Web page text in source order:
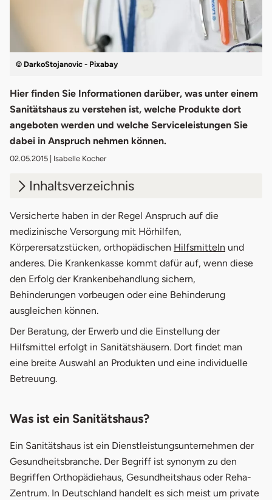
© DarkoStojanovic - Pixabay
Hier finden Sie Informationen darüber, was unter einem
Sanitätshaus zu verstehen ist, welche Produkte dort
angeboten werden und welche Serviceleistungen Sie
dabei in Anspruch nehmen können.
02.05.2015 | Isabelle Kocher
Inhaltsverzeichnis
1. Was ist ein Sanitätshaus?
Kassenzulassung für Sanitätshäuser
3. Produkte & Hilfsmittel
4. Sanitätshäuser Service
Versicherte haben in der Regel Anspruch auf die
medizinische Versorgung mit Hörhilfen,
Körperersatzstücken, orthopädischen Hilfsmitteln und
anderes. Die Krankenkasse kommt dafür auf, wenn diese
den Erfolg der Krankenbehandlung sichern,
Behinderungen vorbeugen oder eine Behinderung
ausgleichen können.
Der Beratung, der Erwerb und die Einstellung der
Hilfsmittel erfolgt in Sanitätshäusern. Dort findet man
eine breite Auswahl an Produkten und eine individuelle
Betreuung.
Was ist ein Sanitätshaus?
Ein Sanitätshaus ist ein Dienstleistungsunternehmen der
Gesundheitsbranche. Der Begriff ist synonym zu den
Begriffen Orthopädiehaus, Gesundheitshaus oder Reha-
Zentrum. In Deutschland handelt es sich meist um private